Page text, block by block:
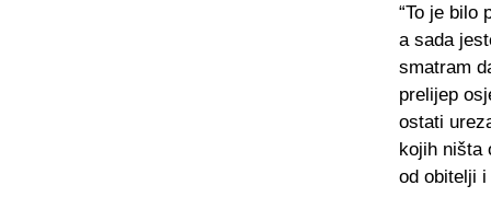
“To je bilo
a sada
smatram
prelijep
ostati
kojih ništa
od obitelji